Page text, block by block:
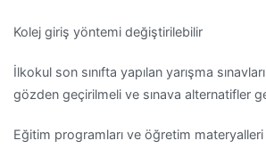
Kolej giriş yöntemi değiştirilebilir
İlkokul son sınıfta yapılan yarışma
gözden geçirilmeli ve sınava alternatifler
Eğitim programları ve öğretim materyalleri